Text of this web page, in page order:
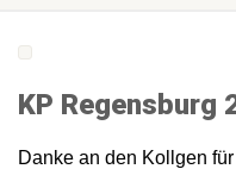
KP Regensburg
Danke an den Kollgen